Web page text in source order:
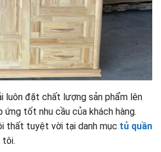
luôn đặt chất lượng sản phẩm lên
ứng tốt nhu cầu của khách hàng.
thất tuyệt vời tại danh mục tủ quần
tôi.